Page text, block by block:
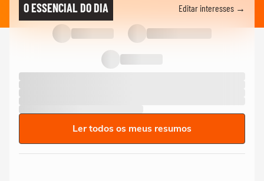
O ESSENCIAL DO DIA Editar interesses →
Ler todos os meus resumos